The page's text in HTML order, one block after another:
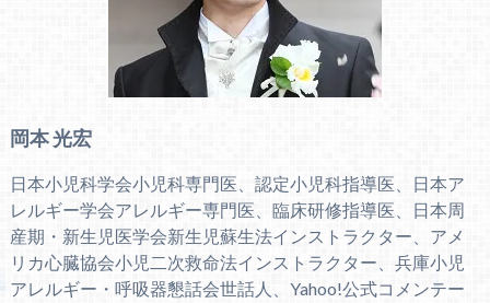
岡本 光宏
日本小児科学会小児科専門医、認定小児科指導医、日本ア
レルギー学会アレルギー専門医、臨床研修指導医、日本周
産期・新生児医学会新生児蘇生法インストラクター、アメ
リカ心臓協会小児二次救命法インストラクター、兵庫小児
アレルギー・呼吸器懇話会世話人、Yahoo!公式コメンテー